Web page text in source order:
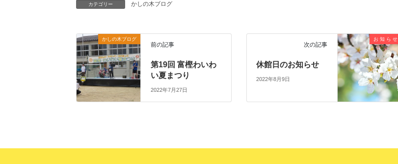
カテゴリー かしの木ブログ
かしの木ブログ
前の記事
第19回 富樫わいわ
い夏まつり
2022年7月27日
お 知 ら せ
次の記事
休館日のお知らせ
2022年8月9日